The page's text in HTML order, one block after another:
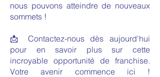
nous pouvons atteindre de nouveaux
sommets !
📩 Contactez-nous dès aujourd'hui
pour en savoir plus sur cette
incroyable opportunité de franchise.
Votre avenir commence ici !